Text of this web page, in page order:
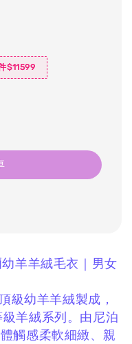
$11599
羊羊絨毛衣｜男女
級幼羊羊絨製成，
羊絨系列。 由尼泊
觸感柔軟細緻、親